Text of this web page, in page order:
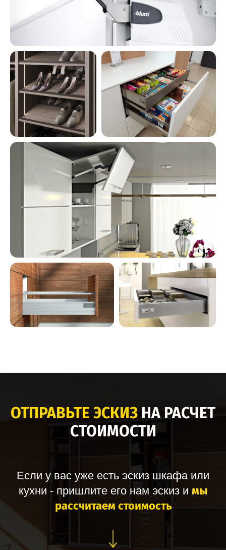
ОТПРАВЬТЕ ЭСКИЗ НА РАСЧЕТ
СТОИМОСТИ
Если у вас уже есть эскиз шкафа или
кухни - пришлите его нам эскиз и мы
рассчитаем стоимость